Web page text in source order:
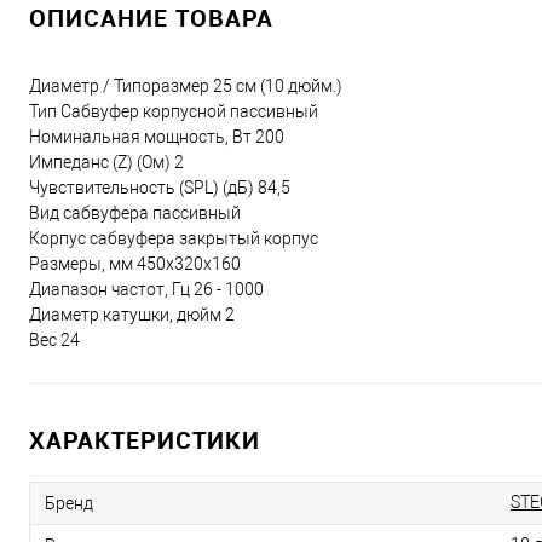
ОПИСАНИЕ ТОВАРА
Диаметр / Типоразмер 25 см (10 дюйм.)
Тип Сабвуфер корпусной пассивный
Номинальная мощность, Вт 200
Импеданс (Z) (Ом) 2
Чувствительность (SPL) (дБ) 84,5
Вид сабвуфера пассивный
Корпус сабвуфера закрытый корпус
Размеры, мм 450x320x160
Диапазон частот, Гц 26 - 1000
Диаметр катушки, дюйм 2
Вес 24
ХАРАКТЕРИСТИКИ
Бренд